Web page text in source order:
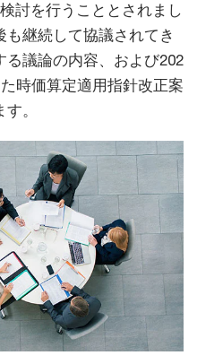
討を行うこととされまし
継続して協議されてき
議論の内容、および202
時価算定適用指針改正案
。